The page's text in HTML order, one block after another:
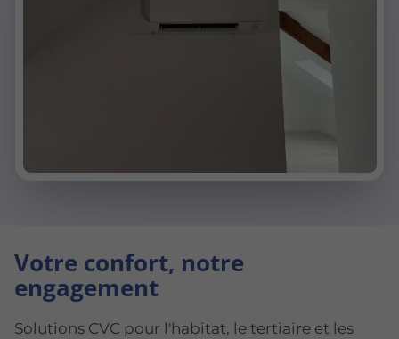
Votre confort, notre
engagement
Solutions CVC pour l'habitat, le tertiaire et les